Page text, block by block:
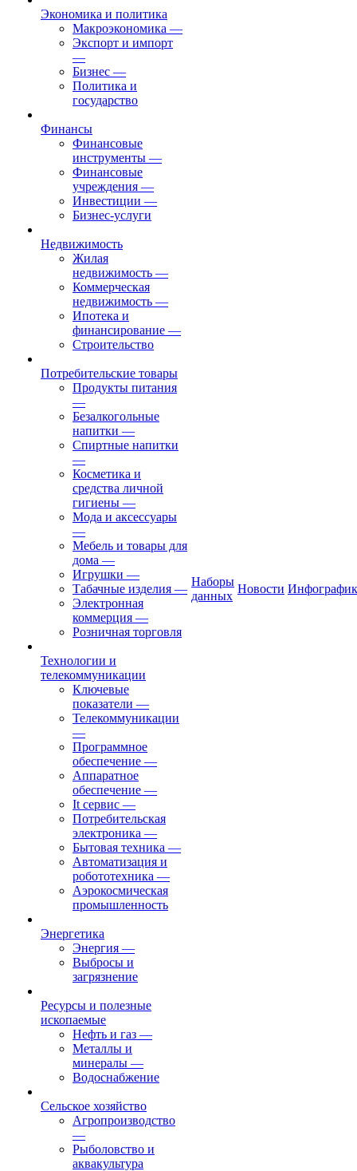
Экономика и политика
Макроэкономика —
Экспорт и импорт
—
Бизнес —
Политика и
государство
Финансы
Финансовые
инструменты —
Финансовые
учреждения —
Инвестиции —
Бизнес-услуги
Недвижимость
Жилая
недвижимость —
Коммерческая
недвижимость —
Ипотека и
финансирование —
Строительство
Потребительские товары
Продукты питания
—
Безалкогольные
напитки —
Спиртные напитки
—
Косметика и
средства личной
гигиены —
Мода и аксессуары
—
Мебель и товары для
дома —
Игрушки —
Табачные изделия —
Электронная
коммерция —
Розничная торговля
Технологии и
телекоммуникации
Ключевые
показатели —
Телекоммуникации
—
Программное
обеспечение —
Аппаратное
обеспечение —
It сервис —
Потребительская
электроника —
Бытовая техника —
Автоматизация и
робототехника —
Аэрокосмическая
промышленность
Энергетика
Энергия —
Выбросы и
загрязнение
Ресурсы и полезные
ископаемые
Нефть и газ —
Металлы и
минералы —
Водоснабжение
Сельское хозяйство
Агропроизводство
—
Рыболовство и
аквакультура
Наборы
данных
Новости